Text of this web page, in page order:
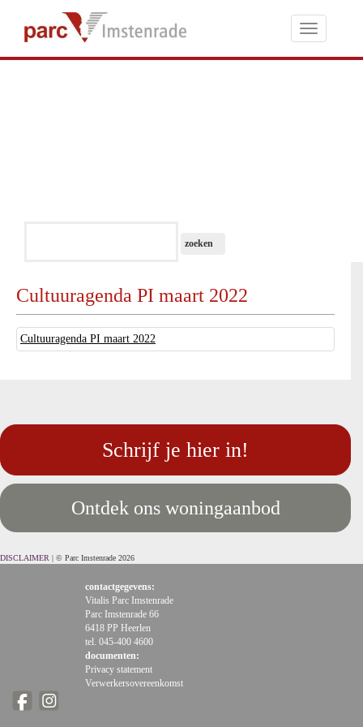
Toggle
Cultuuragenda PI maart 2022
Cultuuragenda PI maart 2022
Schrijf je hier in!
Ontdek ons woningaanbod
DISCLAIMER | © Parc Imstenrade 2026
contactgegevens:
Vitalis Parc Imstenrade
Parc Imstenrade 66
6418 PP Heerlen
tel. 045-400 4600
documenten:
Privacy statement
Verwerkersovereenkomst